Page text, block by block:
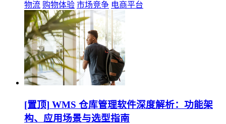
物流 购物体验 市场竞争 电商平台
[置顶] WMS 仓库管理软件深度解析：功能架
构、应用场景与选型指南